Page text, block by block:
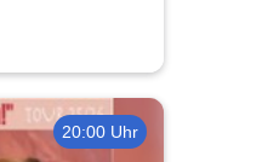
20:00 Uhr